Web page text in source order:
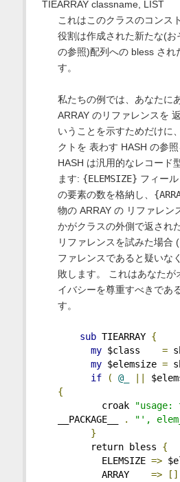
TIEARRAY classname, LIST
これはこのクラスのコンス
役割は作成された新たな(お
の参照)配列への bless され
す。
私たちの例では、あなたに
ARRAY のリファレンスを
いうことを示すためだけに
クトを 表わす HASH の参照
HASH は汎用的なレコード
ます: {ELEMSIZE} フィー
の要素の数を格納し、
物の ARRAY の リファレン
かがクラスの外側で返され
リファレンスを試みた場合
ファレンスであると疑いな
敗します。 これはあなたが
イバシーを尊重すべきであ
す。
sub TIEARRAY {
my $class =
my $elemsize =
if
( @_
{
croak
"usage:
__PACKAGE__
. "',
}
return bless {
ELEMSIZE =>
ARRAY =>